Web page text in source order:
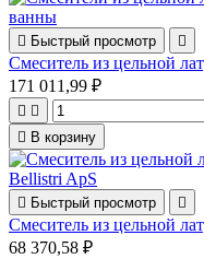
 Быстрый просмотр 
Смеситель из цельной
171 011,99 ₽
 
 В корзину
 Быстрый просмотр 
Смеситель из цельной
68 370,58 ₽